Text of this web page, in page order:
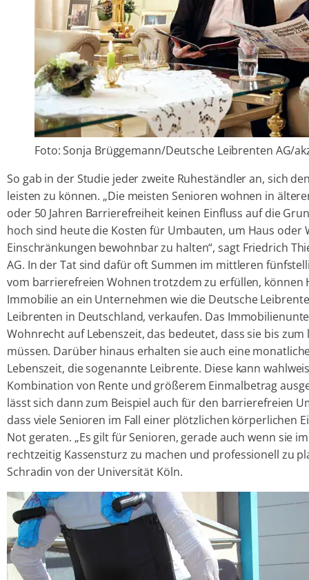
Foto: Sonja Brüggemann/Deutsche Leibrenten AG/
So gab in der Studie jeder zweite Ruheständler an, sich
leisten zu können. „Die meisten Senioren wohnen in
oder 50 Jahren Barrierefreiheit keinen Einfluss auf die
hoch sind heute die Kosten für Umbauten, um Haus
Einschränkungen bewohnbar zu halten“, sagt Friedrich
AG. In der Tat sind dafür oft Summen im mittleren
vom barrierefreien Wohnen trotzdem zu erfüllen,
Immobilie an ein Unternehmen wie die Deutsche
Leibrenten in Deutschland, verkaufen. Das
Wohnrecht auf Lebenszeit, das bedeutet, dass sie bis
müssen. Darüber hinaus erhalten sie auch eine
Lebenszeit, die sogenannte Leibrente. Diese kann
Kombination von Rente und größerem Einmalbetrag
lässt sich dann zum Beispiel auch für den barrierefreien
dass viele Senioren im Fall einer plötzlichen körperlichen
Not geraten. „Es gilt für Senioren, gerade auch wenn sie
rechtzeitig Kassensturz zu machen und professionell zu
Schradin von der Universität Köln.